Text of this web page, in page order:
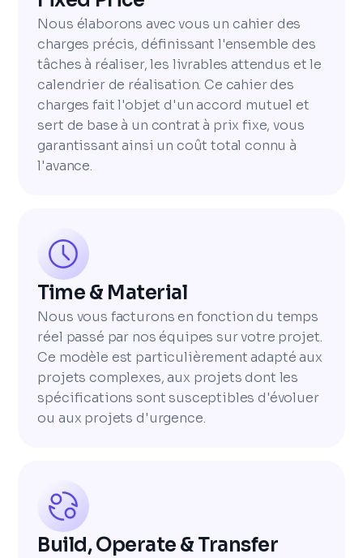
Nous élaborons avec vous un cahier des
charges précis, définissant l'ensemble des
tâches à réaliser, les livrables attendus et le
calendrier de réalisation. Ce cahier des
charges fait l'objet d'un accord mutuel et
sert de base à un contrat à prix fixe, vous
garantissant ainsi un coût total connu à
l'avance.
Time & Material
Nous vous facturons en fonction du temps
réel passé par nos équipes sur votre projet.
Ce modèle est particulièrement adapté aux
projets complexes, aux projets dont les
spécifications sont susceptibles d'évoluer
ou aux projets d'urgence.
Build, Operate & Transfer